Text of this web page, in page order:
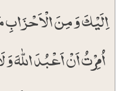
اِلَیۡکَ وَ مِنَ
اُمِرۡتُ اَنۡ اَعۡبُدَ اللّٰہَ